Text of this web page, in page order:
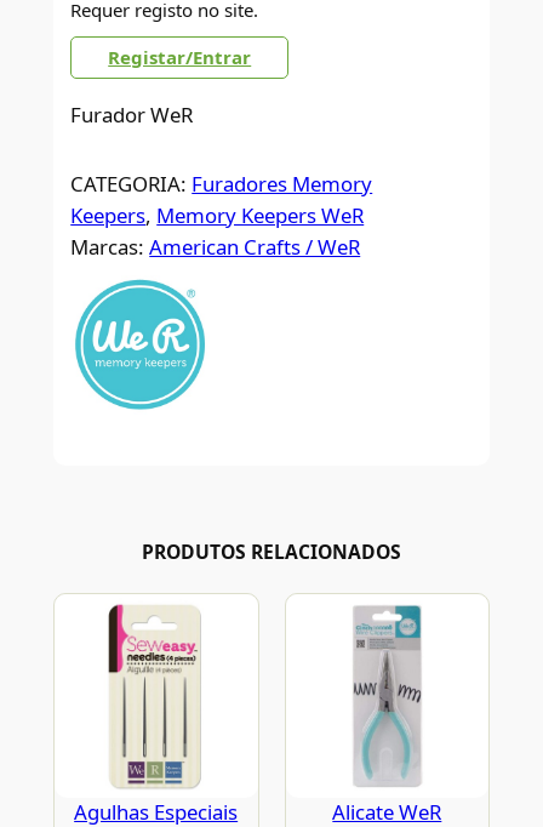
Requer registo no site.
Registar/Entrar
Furador WeR
CATEGORIA: Furadores Memory
Keepers, Memory Keepers WeR
Marcas:American Crafts / WeR
PRODUTOS RELACIONADOS
Agulhas Especiais Alicate WeR